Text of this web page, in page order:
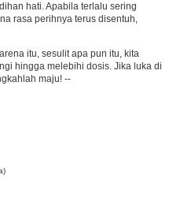
hati. Apabila terlalu sering
rasa perihnya terus disentuh,
itu, sesulit apa pun itu, kita
hingga melebihi dosis. Jika luka di
maju! --